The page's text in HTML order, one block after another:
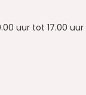
uur tot 17.00 uur